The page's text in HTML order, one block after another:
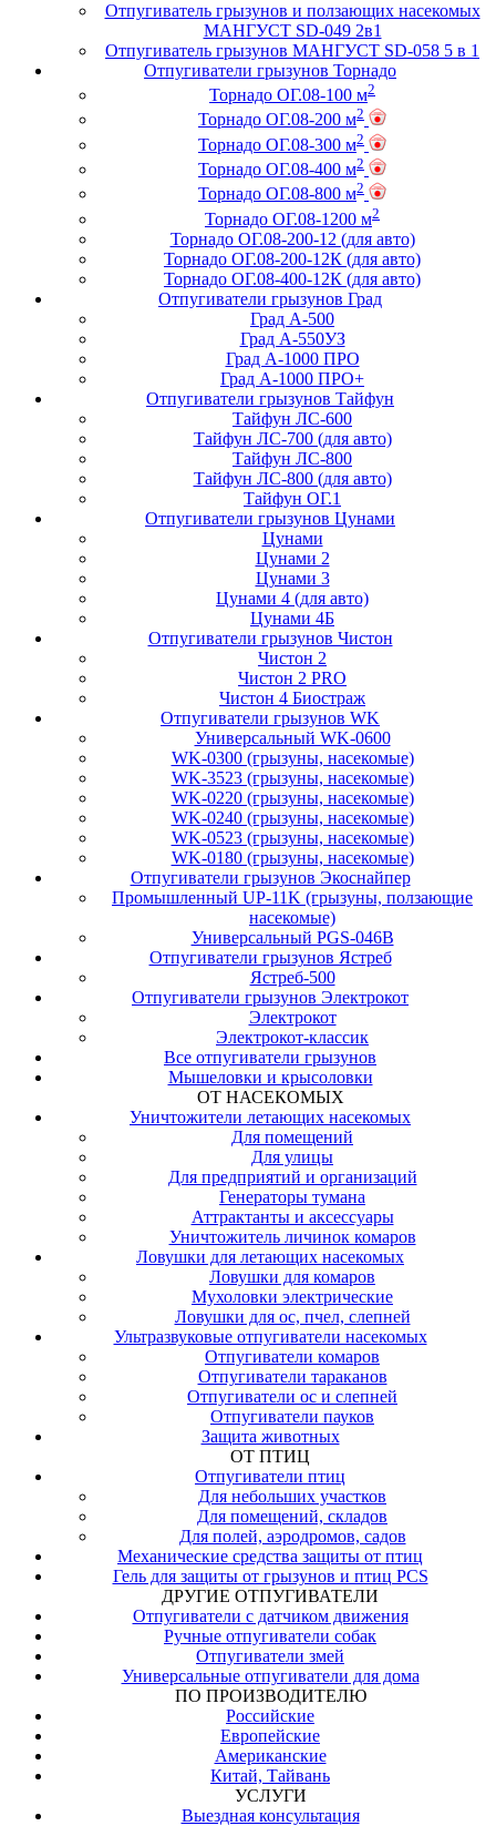
Отпугиватель грызунов и ползающих насекомых
МАНГУСТ SD-049 2в1
Отпугиватель грызунов МАНГУСТ SD-058 5 в 1
Отпугиватели грызунов Торнадо
Торнадо ОГ.08-100 м2
Торнадо ОГ.08-200 м2
Торнадо ОГ.08-300 м2
Торнадо ОГ.08-400 м2
Торнадо ОГ.08-800 м2
Торнадо ОГ.08-1200 м2
Торнадо ОГ.08-200-12 (для авто)
Торнадо ОГ.08-200-12К (для авто)
Торнадо ОГ.08-400-12К (для авто)
Отпугиватели грызунов Град
Град А-500
Град А-550УЗ
Град А-1000 ПРО
Град А-1000 ПРО+
Отпугиватели грызунов Тайфун
Тайфун ЛС-600
Тайфун ЛС-700 (для авто)
Тайфун ЛС-800
Тайфун ЛС-800 (для авто)
Тайфун ОГ.1
Отпугиватели грызунов Цунами
Цунами
Цунами 2
Цунами 3
Цунами 4 (для авто)
Цунами 4Б
Отпугиватели грызунов Чистон
Чистон 2
Чистон 2 PRO
Чистон 4 Биостраж
Отпугиватели грызунов WK
Универсальный WK-0600
WK-0300 (грызуны, насекомые)
WK-3523 (грызуны, насекомые)
WK-0220 (грызуны, насекомые)
WK-0240 (грызуны, насекомые)
WK-0523 (грызуны, насекомые)
WK-0180 (грызуны, насекомые)
Отпугиватели грызунов Экоснайпер
Промышленный UP-11K (грызуны, ползающие
насекомые)
Универсальный PGS-046B
Отпугиватели грызунов Ястреб
Ястреб-500
Отпугиватели грызунов Электрокот
Электрокот
Электрокот-классик
Все отпугиватели грызунов
Мышеловки и крысоловки
ОТ НАСЕКОМЫХ
Уничтожители летающих насекомых
Для помещений
Для улицы
Для предприятий и организаций
Генераторы тумана
Аттрактанты и аксессуары
Уничтожитель личинок комаров
Ловушки для летающих насекомых
Ловушки для комаров
Мухоловки электрические
Ловушки для ос, пчел, слепней
Ультразвуковые отпугиватели насекомых
Отпугиватели комаров
Отпугиватели тараканов
Отпугиватели ос и слепней
Отпугиватели пауков
Защита животных
ОТ ПТИЦ
Отпугиватели птиц
Для небольших участков
Для помещений, складов
Для полей, аэродромов, садов
Механические средства защиты от птиц
Гель для защиты от грызунов и птиц PCS
ДРУГИЕ ОТПУГИВАТЕЛИ
Отпугиватели с датчиком движения
Ручные отпугиватели собак
Отпугиватели змей
Универсальные отпугиватели для дома
ПО ПРОИЗВОДИТЕЛЮ
Российские
Европейские
Американские
Китай, Тайвань
УСЛУГИ
Выездная консультация